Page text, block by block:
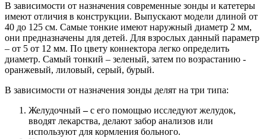
В зависимости от назначения современные зонды и катетеры
имеют отличия в конструкции. Выпускают модели длиной от
40 до 125 см. Самые тонкие имеют наружный диаметр 2 мм,
они предназначены для детей. Для взрослых данный параметр
– от 5 от 12 мм. По цвету коннектора легко определить
диаметр. Самый тонкий – зеленый, затем по возрастанию -
оранжевый, лиловый, серый, бурый.
В зависимости от назначения зонды делят на три типа:
Желудочный –с его помощью исследуют желудок,
вводят лекарства, делают забор анализов или
используют для кормления больного.